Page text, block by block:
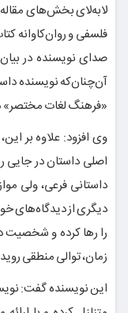
لابه‌لای بخش‌های مقاله
فلسفی و روان‌کاوانه
صدای نویسنده در
آن‌چنان‌که نویسنده
«فرهنگ لغات مختصر»
وی افزود: علاوه بر
اصلی داستان در جایی
داستانی فرعی، ولی
دیگری از دیدگاه‌های
را رها کرده و شخصیت
زمان، توالی منطقی
این نویسنده گفت: